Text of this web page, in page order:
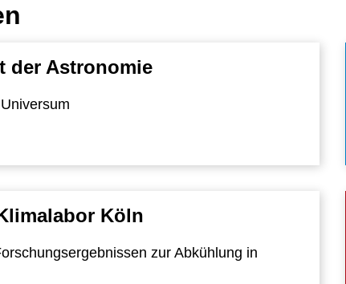
der Astronomie
Köln
zur Abkühlung in